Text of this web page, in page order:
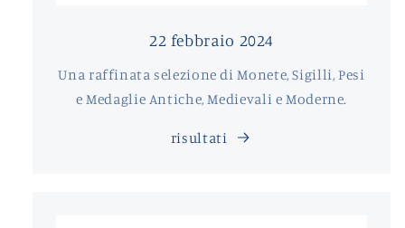
22 febbraio 2024
Una raffinata selezione di Monete, Sigilli, Pesi
e Medaglie Antiche, Medievali e Moderne.
risultati